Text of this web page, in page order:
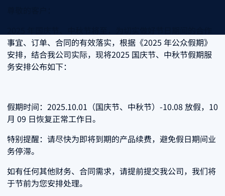
事宜、订单、合同的有效落实，根据《2025 年公众假期》
安排，结合我公司实际，现将2025 国庆节、中秋节假期服
务安排公布如下：
假期时间：2025.10.01（国庆节、中秋节）-10.08 放假，10
月 09 日恢复正常工作日。
特别提醒：请尽快为即将到期的产品续费，避免假日期间业
务停滞。
如有任何其他财务、合同需求，请提前提交我公司，我们将
于节前为您安排处理。